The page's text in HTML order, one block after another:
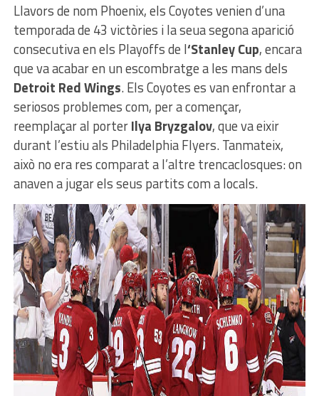
Llavors de nom Phoenix, els Coyotes venien d’una
temporada de 43 victòries i la seua segona aparició
consecutiva en els Playoffs de l‘Stanley Cup, encara
que va acabar en un escombratge a les mans dels
Detroit Red Wings. Els Coyotes es van enfrontar a
seriosos problemes com, per a començar,
reemplaçar al porterIlya Bryzgalov, que va eixir
durant l’estiu als Philadelphia Flyers. Tanmateix,
això no era res comparat a l’altre trencaclosques: on
anaven a jugar els seus partits com a locals.